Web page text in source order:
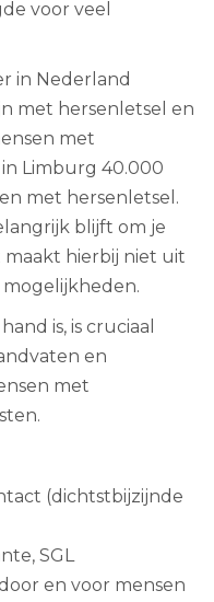
voor veel
in Nederland
met hersenletsel en
met
Limburg 40.000
met hersenletsel.
blijft om je
hierbij niet uit
is, is cruciaal
en
met
(dichtstbijzijnde
SGL
en voor mensen